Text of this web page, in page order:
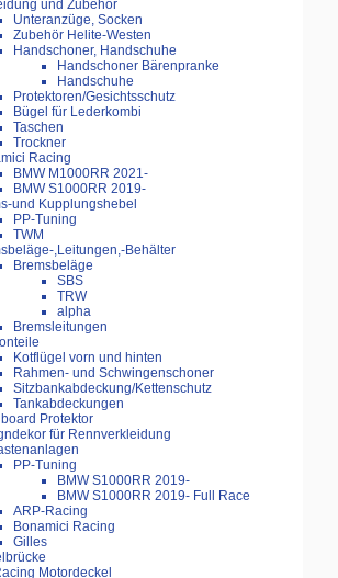
und Zubehör
Unteranzüge, Socken
Zubehör Helite-Westen
Handschoner, Handschuhe
Handschoner Bärenpranke
Handschuhe
Protektoren/Gesichtsschutz
Bügel für Lederkombi
Taschen
Trockner
Racing
BMW M1000RR 2021-
BMW S1000RR 2019-
und Kupplungshebel
PP-Tuning
TWM
,Leitungen,-Behälter
Bremsbeläge
SBS
TRW
alpha
Bremsleitungen
Kotflügel vorn und hinten
Rahmen- und Schwingenschoner
Sitzbankabdeckung/Kettenschutz
Tankabdeckungen
Protektor
für Rennverkleidung
PP-Tuning
BMW S1000RR 2019-
BMW S1000RR 2019- Full Race
ARP-Racing
Bonamici Racing
Gilles
Motordeckel